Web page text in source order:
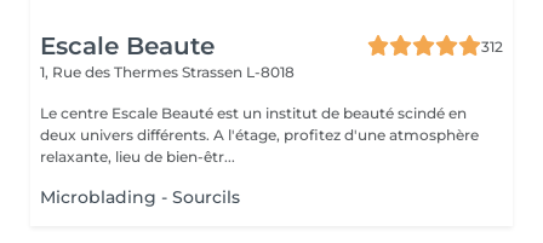
Escale Beaute
312
1, Rue des Thermes Strassen L-8018
Le centre Escale Beauté est un institut de beauté scindé en
deux univers différents. A l'étage, profitez d'une atmosphère
relaxante, lieu de bien-êtr...
Microblading - Sourcils